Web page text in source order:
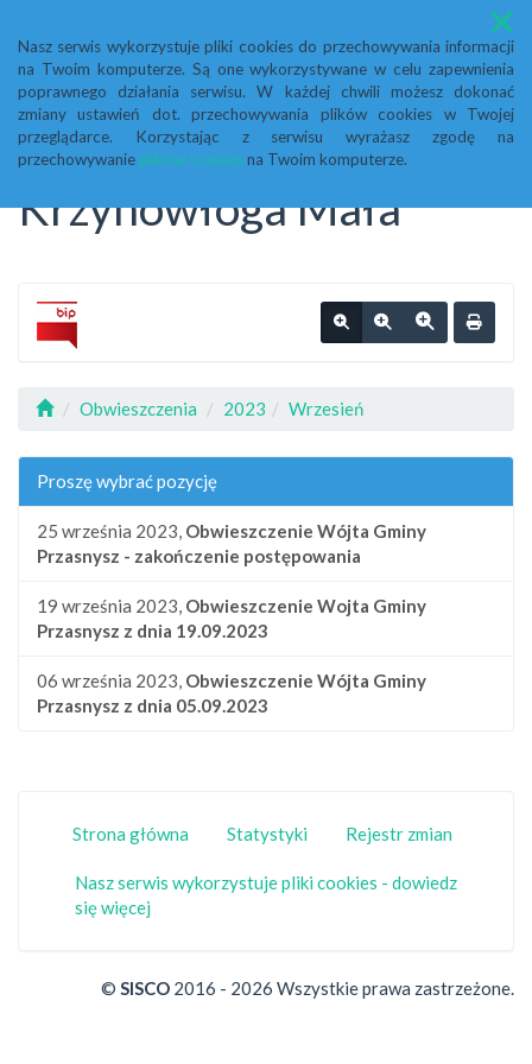
Nasz serwis wykorzystuje pliki cookies do przechowywania informacji
na Twoim komputerze. Są one wykorzystywane w celu zapewnienia
poprawnego działania serwisu. W każdej chwili możesz dokonać
zmiany ustawień dot. przechowywania plików cookies w Twojej
przeglądarce. Korzystając z serwisu wyrażasz zgodę na
przechowywanie plików cookiesna Twoim komputerze.
Menu
Biuletyn Informacji
Publicznej Urząd Gminy
Krzynowłoga Mała
Obwieszczenia 2023 Wrzesień
Proszę wybrać pozycję
25 września 2023, Obwieszczenie Wójta Gminy
Przasnysz - zakończenie postępowania
19 września 2023, Obwieszczenie Wojta Gminy
Przasnysz z dnia 19.09.2023
06 września 2023, Obwieszczenie Wójta Gminy
Przasnysz z dnia 05.09.2023
Strona główna Statystyki Rejestr zmian
Nasz serwis wykorzystuje pliki cookies - dowiedz
się więcej
© SISCO 2016 - 2026 Wszystkie prawa zastrzeżone.